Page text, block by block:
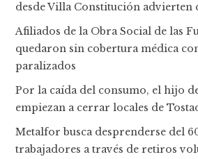
desde Villa Constitución advierten
Afiliados de la Obra Social de las
quedaron sin cobertura médica
paralizados
Por la caída del consumo, el hijo
empiezan a cerrar locales de
Metalfor busca desprenderse del
trabajadores a través de retiros